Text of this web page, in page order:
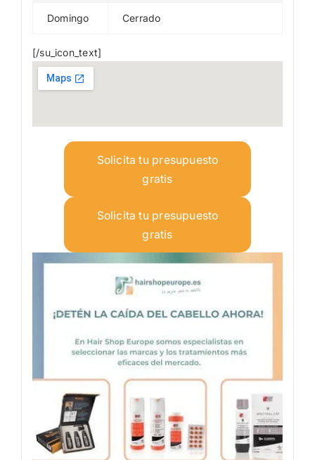
Domingo Cerrado
[/su_icon_text]
Solicita tu presupuesto
gratis
Solicita tu presupuesto
gratis